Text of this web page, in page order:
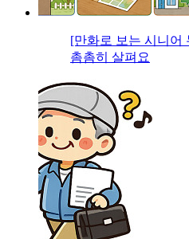
[만화로 보는 시니어
촘촘히 살펴요